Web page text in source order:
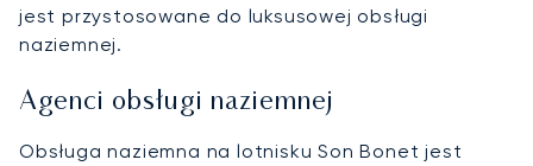
jest przystosowane do luksusowej obsługi
naziemnej.
Agenci obsługi naziemnej
Obsługa naziemna na lotnisku Son Bonet jest